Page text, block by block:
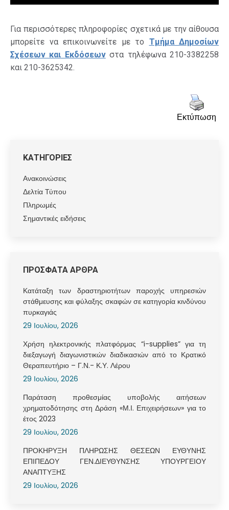
Για περισσότερες πληροφορίες σχετικά με την αίθουσα
μπορείτε να επικοινωνείτε με το Τμήμα Δημοσίων
Σχέσεων και Εκδόσεωνστα τηλέφωνα 210-3382258
και 210-3625342.
Εκτύπωση
ΚΑΤΗΓΟΡΙΕΣ
Ανακοινώσεις
Δελτία Τύπου
Πληρωμές
Σημαντικές ειδήσεις
ΠΡΟΣΦΑΤΑ ΑΡΘΡΑ
Κατάταξη των δραστηριοτήτων παροχής υπηρεσιών
στάθμευσης και φύλαξης σκαφών σε κατηγορία κινδύνου
πυρκαγιάς
29 Ιουλίου, 2026
Χρήση ηλεκτρονικής πλατφόρμας “i-supplies” για τη
διεξαγωγή διαγωνιστικών διαδικασιών από το Κρατικό
Θεραπευτήριο – Γ.Ν.- Κ.Υ. Λέρου
29 Ιουλίου, 2026
Παράταση προθεσμίας υποβολής αιτήσεων
χρηματοδότησης στη Δράση «Μ.Ι. Επιχειρήσεων» για το
έτος 2023
29 Ιουλίου, 2026
ΠΡΟΚΗΡΥΞΗ ΠΛΗΡΩΣΗΣ ΘΕΣΕΩΝ ΕΥΘΥΝΗΣ
ΕΠΙΠΕΔΟΥ ΓΕΝ.ΔΙΕΥΘΥΝΣΗΣ ΥΠΟΥΡΓΕΙΟΥ
ΑΝΑΠΤΥΞΗΣ
29 Ιουλίου, 2026